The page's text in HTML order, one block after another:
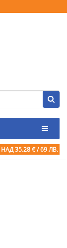
НАД 35.28 € / 69 ЛВ.